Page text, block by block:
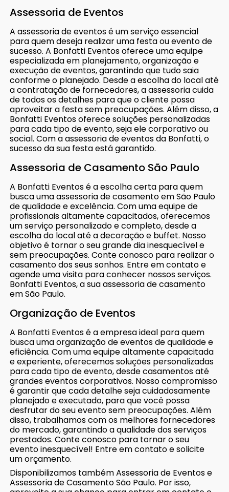
Assessoria de Eventos
A assessoria de eventos é um serviço essencial
para quem deseja realizar uma festa ou evento de
sucesso. A Bonfatti Eventos oferece uma equipe
especializada em planejamento, organização e
execução de eventos, garantindo que tudo saia
conforme o planejado. Desde a escolha do local até
a contratação de fornecedores, a assessoria cuida
de todos os detalhes para que o cliente possa
aproveitar a festa sem preocupações. Além disso, a
Bonfatti Eventos oferece soluções personalizadas
para cada tipo de evento, seja ele corporativo ou
social. Com a assessoria de eventos da Bonfatti, o
sucesso da sua festa está garantido.
Assessoria de Casamento São Paulo
A Bonfatti Eventos é a escolha certa para quem
busca uma assessoria de casamento em São Paulo
de qualidade e excelência. Com uma equipe de
profissionais altamente capacitados, oferecemos
um serviço personalizado e completo, desde a
escolha do local até a decoração e buffet. Nosso
objetivo é tornar o seu grande dia inesquecível e
sem preocupações. Conte conosco para realizar o
casamento dos seus sonhos. Entre em contato e
agende uma visita para conhecer nossos serviços.
Bonfatti Eventos, a sua assessoria de casamento
em São Paulo.
Organização de Eventos
A Bonfatti Eventos é a empresa ideal para quem
busca uma organização de eventos de qualidade e
eficiência. Com uma equipe altamente capacitada
e experiente, oferecemos soluções personalizadas
para cada tipo de evento, desde casamentos até
grandes eventos corporativos. Nosso compromisso
é garantir que cada detalhe seja cuidadosamente
planejado e executado, para que você possa
desfrutar do seu evento sem preocupações. Além
disso, trabalhamos com os melhores fornecedores
do mercado, garantindo a qualidade dos serviços
prestados. Conte conosco para tornar o seu
evento inesquecível! Entre em contato e solicite
um orçamento.
Disponibilizamos também Assessoria de Eventos e
Assessoria de Casamento São Paulo. Por isso,